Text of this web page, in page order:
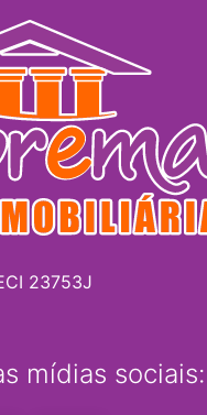
23753J
mídias sociais: